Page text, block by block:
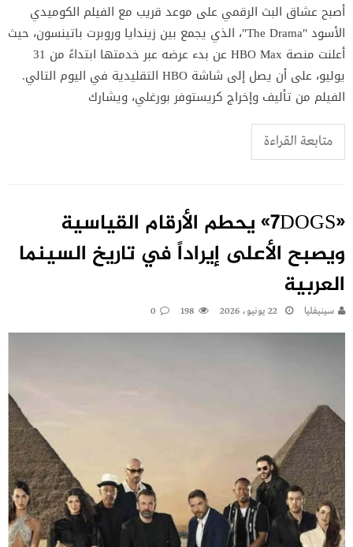
أصبح عشاق البث الرقمي على موعد قريب مع الفيلم الكوميدي
الأسود "The Drama"، الذي يجمع بين زيندايا وروبرت باتينسون، حيث
أعلنت منصة HBO Max عن بدء عرضه عبر خدمتها ابتداءً من 31
يوليو، على أن يصل إلى شاشة HBO التقليدية في اليوم التالي.
الفيلم من تأليف وإخراج كريستوفر بورغلي، ويشارك
متابعة القراءة
«7DOGS» يحطم الأرقام القياسية
ويصبح الأعلى إيراداً في تاريخ السينما
العربية
سينيفليا 22 يونيو، 2026 198
0